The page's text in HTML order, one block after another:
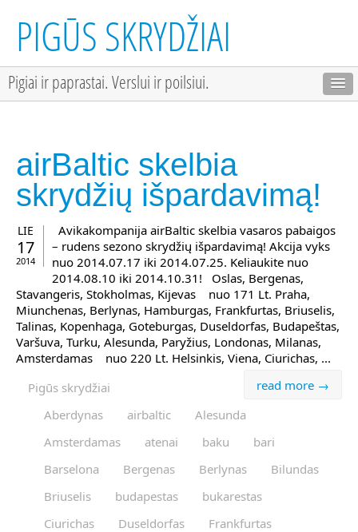
PIGŪS SKRYDŽIAI
Pigiai ir paprastai. Verslui ir poilsiui.
airBaltic skelbia
skrydžių išpardavimą!
LIE
17
2014
Avikakompanija airBaltic skelbia vasaros pabaigos
– rudens sezono skrydžių išpardavimą! Akcija vyks
nuo 2014.07.17 iki 2014.07.25. Keliaukite nuo
2014.08.10 iki 2014.10.31! Oslas, Bergenas,
Stavangeris, Stokholmas, Kijevas nuo 171 Lt. Praha,
Miunchenas, Berlynas, Hamburgas, Frankfurtas, Briuselis,
Talinas, Kopenhaga, Goteburgas, Duseldorfas, Budapeštas,
Varšuva, Turku, Alesunda, Paryžius, Londonas, Milanas,
Amsterdamas nuo 220 Lt. Helsinkis, Viena, Ciurichas, ...
read more →
Pigūs skrydžiai
Aberdynas
airbaltic
Alesunda
Amsterdamas
atenai baku
bari
Barselona
Bergenas Berlynas
Bilundas
Briuselis
budapestas
bukarestas
Ciurichas
Duseldorfas
Frankfurtas